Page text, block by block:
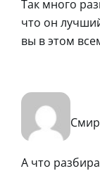
Так много
что он
вы в этом
А что